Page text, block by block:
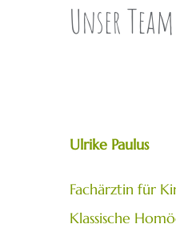
Unser Team
Ulrike Paulus
Fachärztin für
Klassische